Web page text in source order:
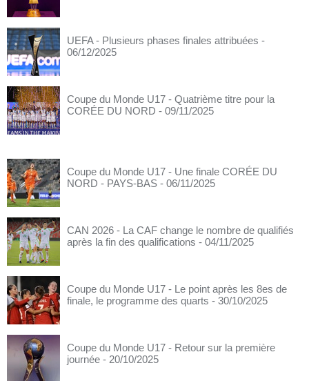
UEFA - Plusieurs phases finales attribuées -
06/12/2025
Coupe du Monde U17 - Quatrième titre pour la
CORÉE DU NORD - 09/11/2025
Coupe du Monde U17 - Une finale CORÉE DU
NORD - PAYS-BAS - 06/11/2025
CAN 2026 - La CAF change le nombre de qualifiés
après la fin des qualifications - 04/11/2025
Coupe du Monde U17 - Le point après les 8es de
finale, le programme des quarts - 30/10/2025
Coupe du Monde U17 - Retour sur la première
journée - 20/10/2025